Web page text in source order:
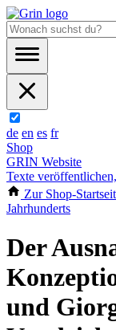
de en es fr
Shop
GRIN Website
Texte
Zur Shop-
Jahrhunderts
Der
und